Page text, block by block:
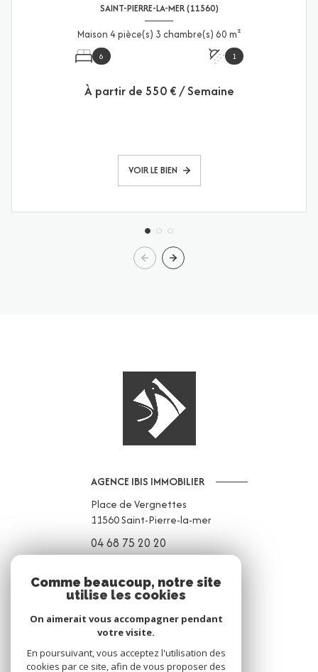
SAINT-PIERRE-LA-MER (11560)
Maison 4 pièce(s) 3 chambre(s) 60 m²
6 1
À partir de 550 € / Semaine
VOIR LE BIEN
AGENCE IBIS IMMOBILIER
Place de Vergnettes
11560Saint-Pierre-la-mer
04 68 75 20 20
NOS RÉSEAUX
Nous suivre
Comme beaucoup, notre site
utilise les cookies
On aimerait vous accompagner pendant
votre visite.
En poursuivant, vous acceptez l'utilisation des
cookies par ce site, afin de vous proposer des